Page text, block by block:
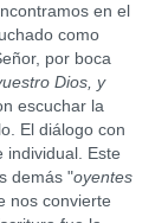
en el
como
por boca
Dios, y
escuchar la
El diálogo con
individual. Este
demás "oyentes
nos convierte